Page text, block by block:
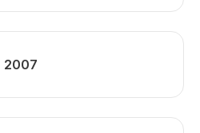
2007